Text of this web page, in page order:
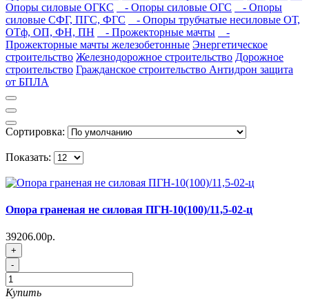
Опоры силовые ОГКС
- Опоры силовые ОГС
- Опоры
силовые СФГ, ПГС, ФГС
- Опоры трубчатые несиловые ОТ,
ОТф, ОП, ФН, ПН
- Прожекторные мачты
-
Прожекторные мачты железобетонные Энергетическое
строительство Железнодорожное строительство Дорожное
строительство Гражданское строительство Антидрон защита
от БПЛА
Сортировка:
Показать:
Опора граненая не силовая ПГН-10(100)/11,5-02-ц
39206.00р.
+
-
Купить